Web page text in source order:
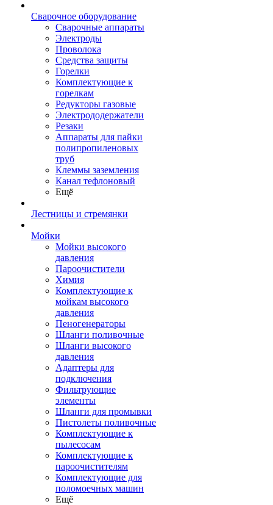
Сварочное оборудование
Сварочные аппараты
Электроды
Проволока
Средства защиты
Горелки
Комплектующие к
горелкам
Редукторы газовые
Электрододержатели
Резаки
Аппараты для пайки
полипропиленовых
труб
Клеммы заземления
Канал тефлоновый
Ещё
Лестницы и стремянки
Мойки
Мойки высокого
давления
Пароочистители
Химия
Комплектующие к
мойкам высокого
давления
Пеногенераторы
Шланги поливочные
Шланги высокого
давления
Адаптеры для
подключения
Фильтрующие
элементы
Шланги для промывки
Пистолеты поливочные
Комплектующие к
пылесосам
Комплектующие к
пароочистителям
Комплектующие для
поломоечных машин
Ещё